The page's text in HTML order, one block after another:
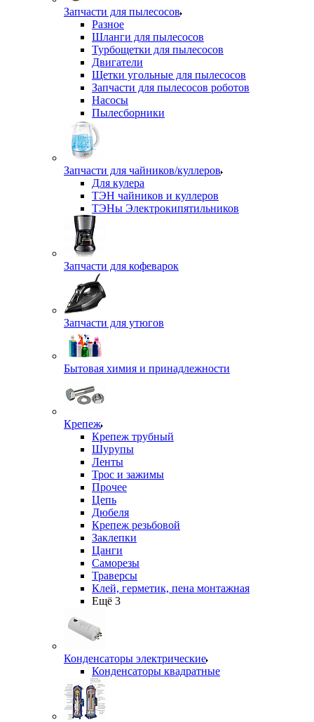
Запчасти для пылесосов
Разное
Шланги для пылесосов
Турбощетки для пылесосов
Двигатели
Щетки угольные для пылесосов
Запчасти для пылесосов роботов
Насосы
Пылесборники
Запчасти для чайников/куллеров
Для кулера
ТЭН чайников и куллеров
ТЭНы Электрокипятильников
Запчасти для кофеварок
Запчасти для утюгов
Бытовая химия и принадлежности
Крепеж
Крепеж трубный
Шурупы
Ленты
Трос и зажимы
Прочее
Цепь
Дюбеля
Крепеж резьбовой
Заклепки
Цанги
Саморезы
Траверсы
Клей, герметик, пена монтажная
Ещё 3
Конденсаторы электрические
Конденсаторы квадратные